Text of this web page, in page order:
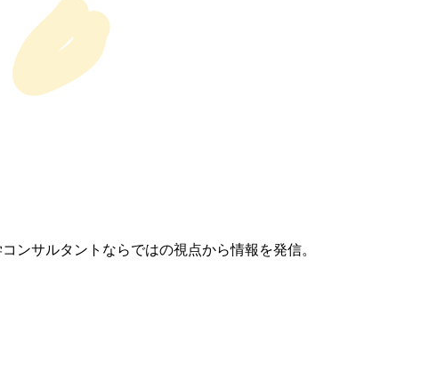
ンサルタントならではの視点から情報を発信。